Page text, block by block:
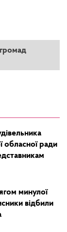
обласної ради
минулої
відбили